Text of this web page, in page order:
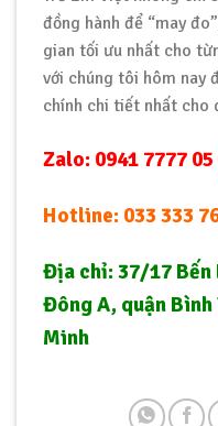
đồng hành để “may
gian tối ưu nhất cho
với chúng tôi hôm nay
chính chi tiết nhất cho
Zalo: 0941 7777
Hotline: 033 333
Địa chỉ: 37/17 Bến
Đông A, quận Bình
Minh